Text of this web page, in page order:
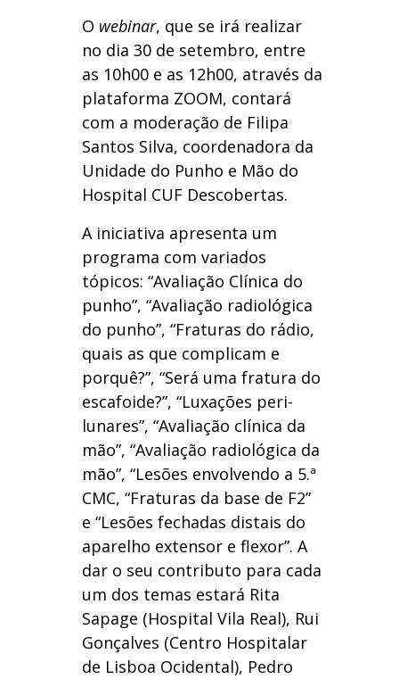
O webinar, que se irá realizar
no dia 30 de setembro, entre
as 10h00 e as 12h00, através da
plataforma ZOOM, contará
com a moderação de Filipa
Santos Silva, coordenadora da
Unidade do Punho e Mão do
Hospital CUF Descobertas.
A iniciativa apresenta um
programa com variados
tópicos: “Avaliação Clínica do
punho”, “Avaliação radiológica
do punho”, “Fraturas do rádio,
quais as que complicam e
porquê?”, “Será uma fratura do
escafoide?”, “Luxações peri-
lunares”, “Avaliação clínica da
mão”, “Avaliação radiológica da
mão”, “Lesões envolvendo a 5.ª
CMC, “Fraturas da base de F2”
e “Lesões fechadas distais do
aparelho extensor e flexor”. A
dar o seu contributo para cada
um dos temas estará Rita
Sapage (Hospital Vila Real), Rui
Gonçalves (Centro Hospitalar
de Lisboa Ocidental), Pedro